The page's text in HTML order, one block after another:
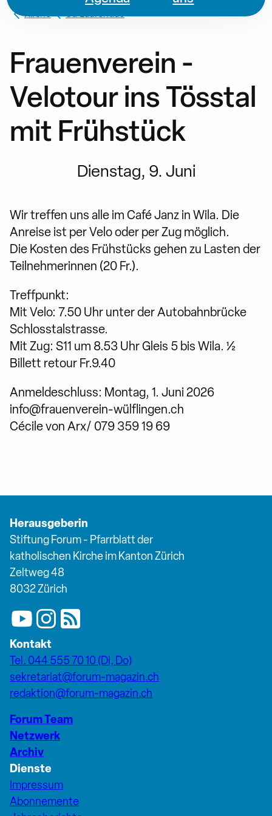
Kirche St. Laurentius
Frauenverein -
Velotour ins Tösstal
mit Frühstück
Dienstag, 9. Juni
Wir treffen uns alle im Café Janz in Wila. Die
Anreise ist per Velo oder per Zug möglich.
Die Kosten des Frühstücks gehen zu Lasten der
Teilnehmerinnen (20 Fr.).
Treffpunkt:
Mit Velo: 7.50 Uhr unter der Autobahnbrücke
Schlosstalstrasse.
Mit Zug: S11 um 8.53 Uhr Gleis 5 bis Wila. ½
Billett retour Fr.9.40
Anmeldeschluss: Montag, 1. Juni 2026
info@frauenverein-wülflingen.ch
Cécile von Arx/ 079 359 19 69
Herausgeberin
Stiftung Forum - Pfarrblatt der
katholischen Kirche im Kanton Zürich
Zeltweg 48
8032 Zürich
Kontakt
Tel. 044 555 70 10 (Di, Do)
sekretariat@forum-magazin.ch
redaktion@forum-magazin.ch
Forum Team
Netzwerk
Archiv
Dienste
Impressum
Abonnemente